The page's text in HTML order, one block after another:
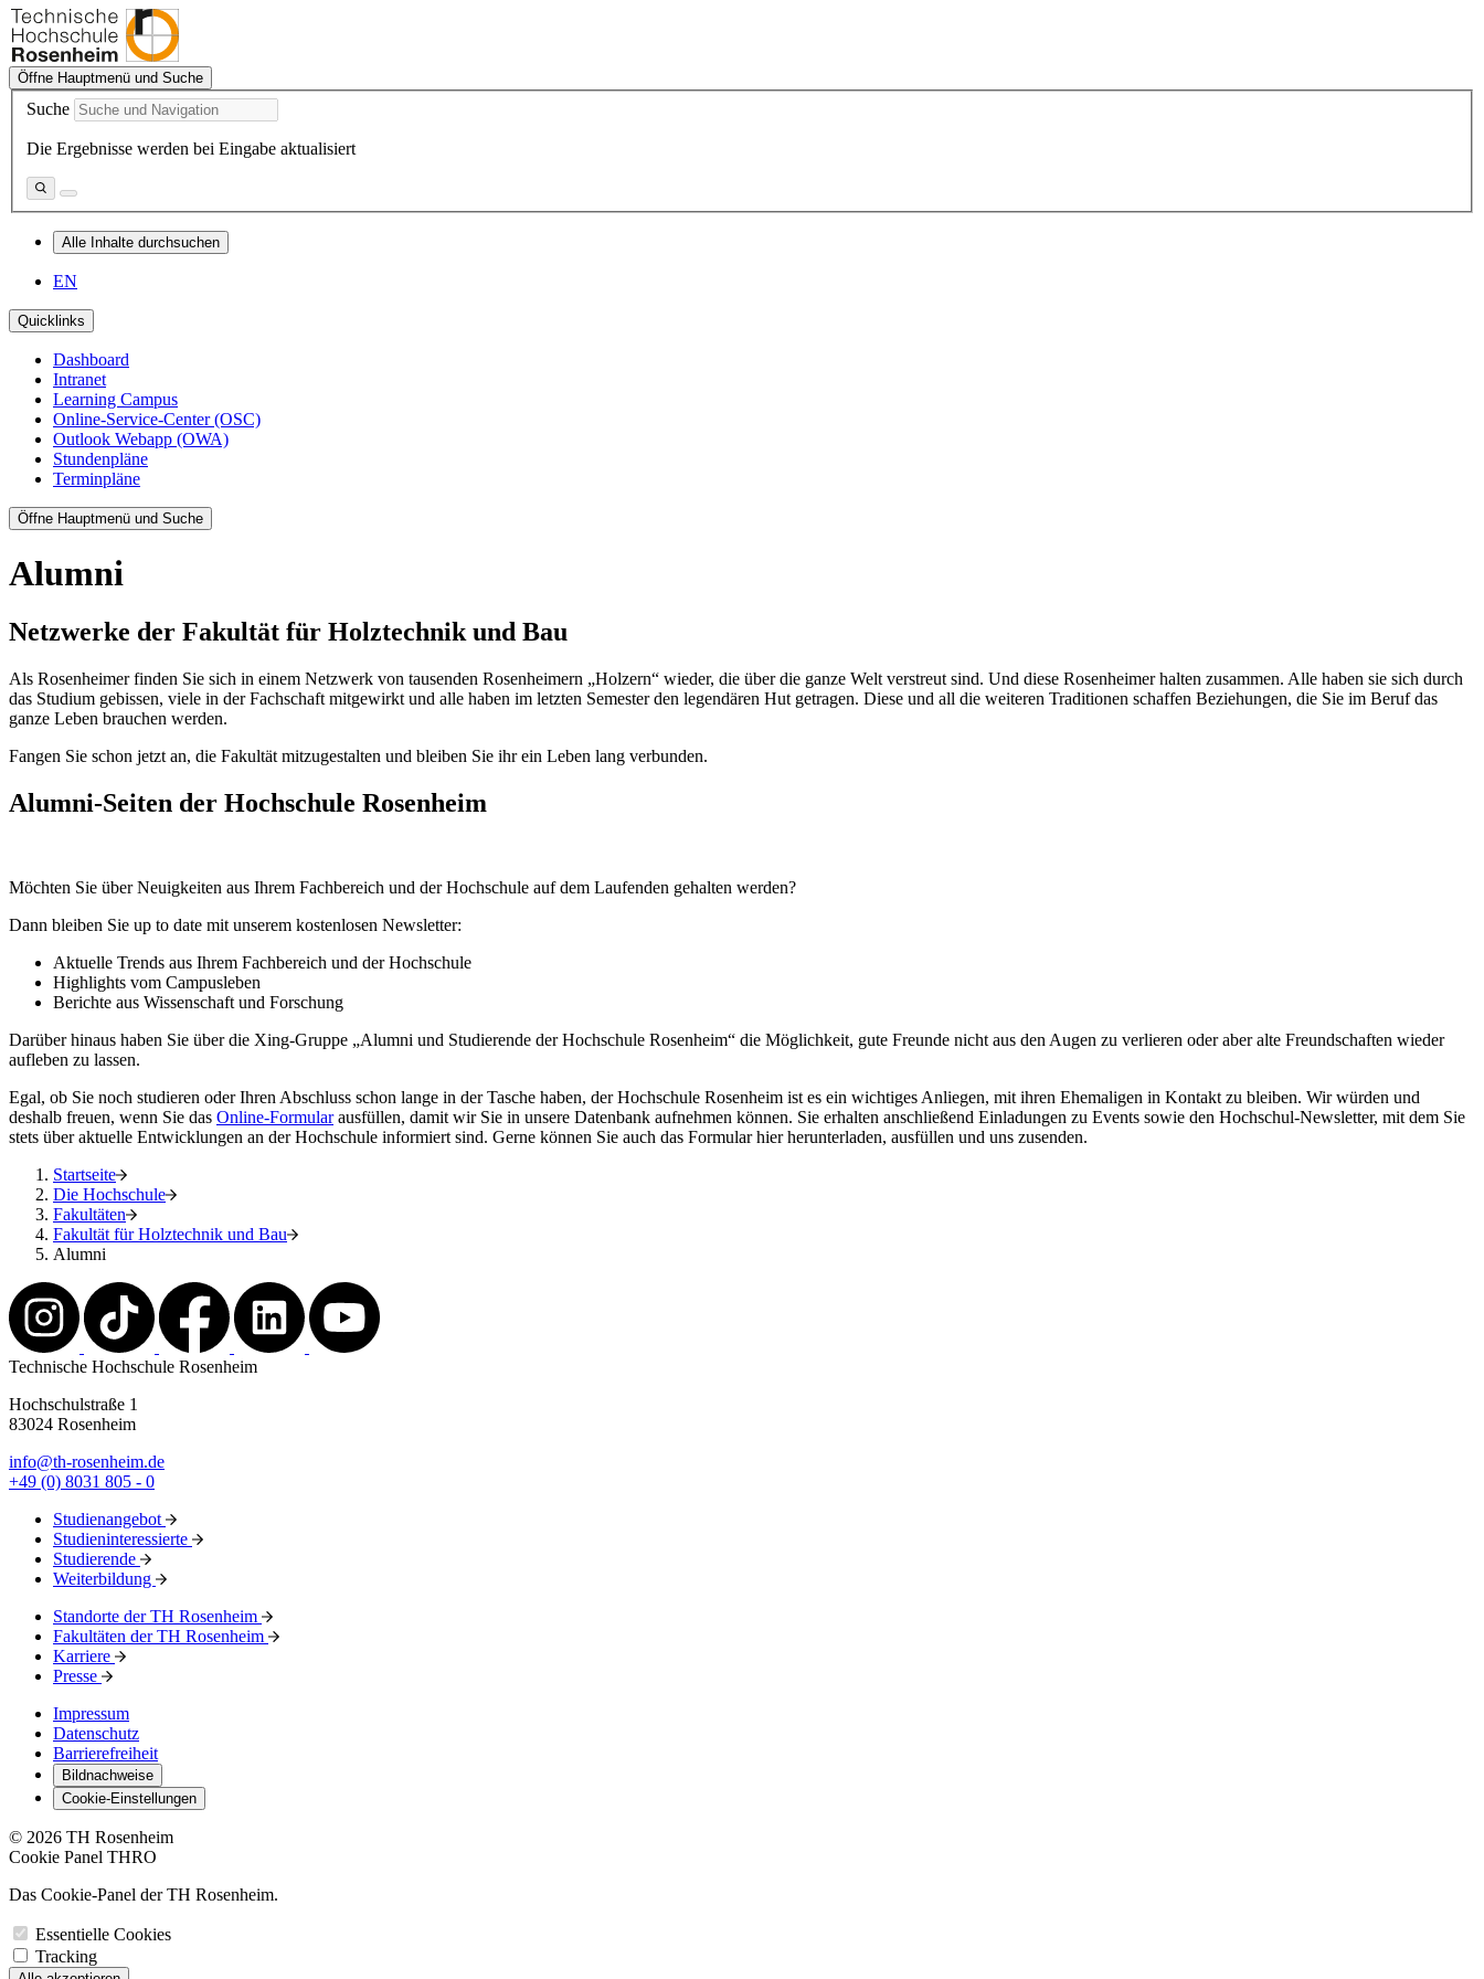
Öffne Hauptmenü und Suche
Suche
Die Ergebnisse werden bei Eingabe aktualisiert
Alle Inhalte durchsuchen
EN
Quicklinks
Dashboard
Intranet
Learning Campus
Online-Service-Center (OSC)
Outlook Webapp (OWA)
Stundenpläne
Terminpläne
Öffne Hauptmenü und Suche
Alumni
Netzwerke der Fakultät für Holztechnik und Bau
Als Rosenheimer finden Sie sich in einem Netzwerk von tausenden Rosenheimern „Holzern“ wieder, die über die ganze Welt verstreut sind. Und diese Rosenheimer halten zusammen. Alle haben sie sich durch
das Studium gebissen, viele in der Fachschaft mitgewirkt und alle haben im letzten Semester den legendären Hut getragen. Diese und all die weiteren Traditionen schaffen Beziehungen, die Sie im Beruf das
ganze Leben brauchen werden.
Fangen Sie schon jetzt an, die Fakultät mitzugestalten und bleiben Sie ihr ein Leben lang verbunden.
Alumni-Seiten der Hochschule Rosenheim
Möchten Sie über Neuigkeiten aus Ihrem Fachbereich und der Hochschule auf dem Laufenden gehalten werden?
Dann bleiben Sie up to date mit unserem kostenlosen Newsletter:
Aktuelle Trends aus Ihrem Fachbereich und der Hochschule
Highlights vom Campusleben
Berichte aus Wissenschaft und Forschung
Darüber hinaus haben Sie über die Xing-Gruppe „Alumni und Studierende der Hochschule Rosenheim“ die Möglichkeit, gute Freunde nicht aus den Augen zu verlieren oder aber alte Freundschaften wieder
aufleben zu lassen.
Egal, ob Sie noch studieren oder Ihren Abschluss schon lange in der Tasche haben, der Hochschule Rosenheim ist es ein wichtiges Anliegen, mit ihren Ehemaligen in Kontakt zu bleiben. Wir würden und
deshalb freuen, wenn Sie das Online-Formularausfüllen, damit wir Sie in unsere Datenbank aufnehmen können. Sie erhalten anschließend Einladungen zu Events sowie den Hochschul-Newsletter, mit dem Sie
stets über aktuelle Entwicklungen an der Hochschule informiert sind. Gerne können Sie auch das Formular hier herunterladen, ausfüllen und uns zusenden.
Startseite
Die Hochschule
Fakultäten
Fakultät für Holztechnik und Bau
Alumni
Technische Hochschule Rosenheim
Hochschulstraße 1
83024 Rosenheim
info@th-rosenheim.de
+49 (0) 8031 805 - 0
Studienangebot
Studieninteressierte
Studierende
Weiterbildung
Standorte der TH Rosenheim
Fakultäten der TH Rosenheim
Karriere
Presse
Impressum
Datenschutz
Barrierefreiheit
Bildnachweise
Cookie-Einstellungen
© 2026 TH Rosenheim
Cookie Panel THRO
Das Cookie-Panel der TH Rosenheim.
Essentielle Cookies
Tracking